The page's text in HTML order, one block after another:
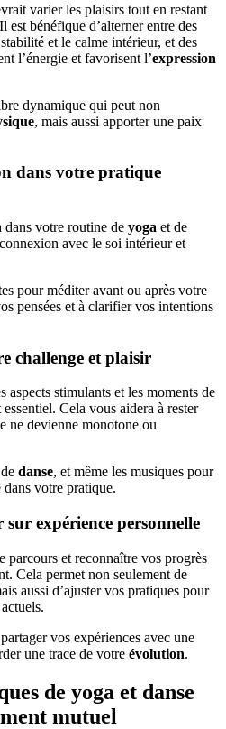
varier les plaisirs tout en restant
bénéfique d’alterner entre des
et le calme intérieur, et des
l’énergie et favorisent l’expression
dynamique qui peut non
, mais aussi apporter une paix
dans votre pratique
dans votre routine de yoga et de
avec le soi intérieur et
pour méditer avant ou après votre
pensées et à clarifier vos intentions
challenge et plaisir
stimulants et les moments de
essentiel. Cela vous aidera à rester
ne devienne monotone ou
danse, et même les musiques pour
votre pratique.
expérience personnelle
parcours et reconnaître vos progrès
Cela permet non seulement de
aussi d’ajuster vos pratiques pour
vos expériences avec une
une trace de votre évolution.
de yoga et danse
mutuel